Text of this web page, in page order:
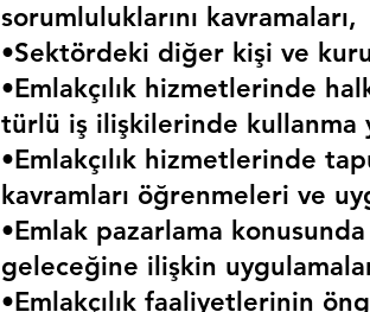
sorumluluklarını kavramaları,
•Sektördeki diğer kişi ve
•Emlakçılık hizmetlerinde
türlü iş ilişkilerinde kullanma
•Emlakçılık hizmetlerinde
kavramları öğrenmeleri ve
•Emlak pazarlama
geleceğine ilişkin
•Emlakçılık faaliyetlerinin